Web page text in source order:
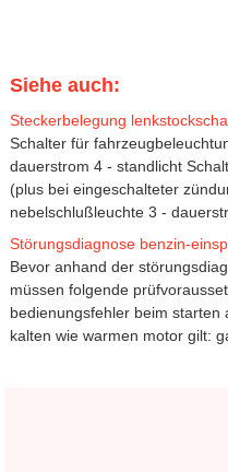
Siehe auch:
Steckerbelegung
Schalter für
dauerstrom 4 - standlicht
(plus bei eingeschalteter
nebelschlußleuchte 3 -
Störungsdiagnose benzin-
Bevor anhand der
müssen folgende
bedienungsfehler beim starten
kalten wie warmen motor gilt: